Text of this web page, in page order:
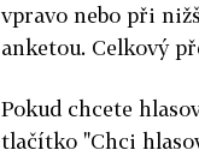
vpravo nebo při
anketou. Celkový
Pokud chcete
tlačítko "Chci